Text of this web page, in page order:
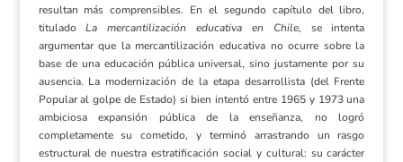
resultan más comprensibles. En el segundo capítulo del libro,
tituladoLa mercantilización educativa en Chile, se intenta
argumentar que la mercantilización educativa no ocurre sobre la
base de una educación pública universal, sino justamente por su
ausencia. La modernización de la etapa desarrollista (del Frente
Popular al golpe de Estado) si bien intentó entre 1965 y 1973 una
ambiciosa expansión pública de la enseñanza, no logró
completamente su cometido, y terminó arrastrando un rasgo
estructural de nuestra estratificación social y cultural: su carácter